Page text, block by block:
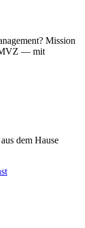
Mission
MVZ — mit
dem Hause